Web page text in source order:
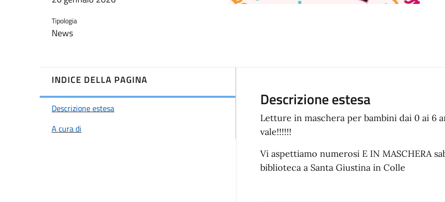
Tipologia
News
INDICE DELLA PAGINA
Descrizione estesa
A cura di
Descrizione estesa
Letture in maschera per bambini dai 0 ai 6
vale!!!!!!
Vi aspettiamo numerosi E IN MASCHERA
biblioteca a Santa Giustina in Colle